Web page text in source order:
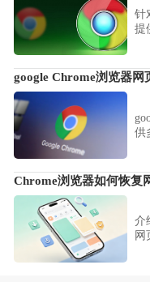
针
提
google Chrome浏览器网
供
Chrome浏览器如何恢复
介
网